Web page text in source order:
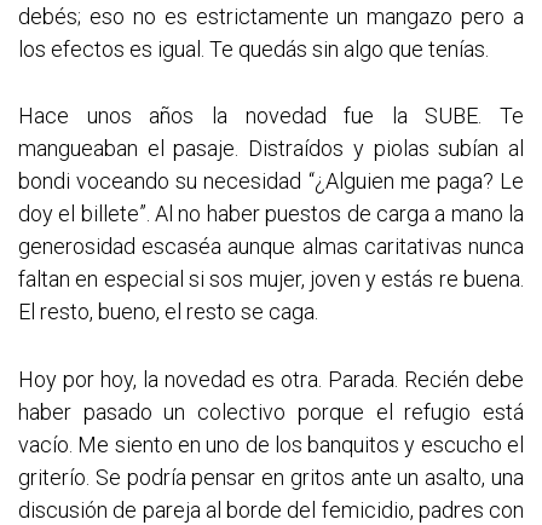
debés; eso no es estrictamente un mangazo pero a
los efectos es igual. Te quedás sin algo que tenías.
Hace unos años la novedad fue la SUBE. Te
mangueaban el pasaje. Distraídos y piolas subían al
bondi voceando su necesidad “¿Alguien me paga? Le
doy el billete”. Al no haber puestos de carga a mano la
generosidad escaséa aunque almas caritativas nunca
faltan en especial si sos mujer, joven y estás re buena.
El resto, bueno, el resto se caga.
Hoy por hoy, la novedad es otra. Parada. Recién debe
haber pasado un colectivo porque el refugio está
vacío. Me siento en uno de los banquitos y escucho el
griterío. Se podría pensar en gritos ante un asalto, una
discusión de pareja al borde del femicidio, padres con